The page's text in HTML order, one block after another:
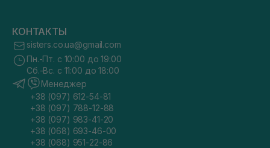
КОНТАКТЫ
sisters.co.ua@gmail.com
Пн.-Пт. с 10:00 до 19:00
Сб.-Вс. с 11:00 до 18:00
Менеджер
+38 (097) 612-54-81
+38 (097) 788-12-88
+38 (097) 983-41-20
+38 (068) 693-46-00
+38 (068) 951-22-86